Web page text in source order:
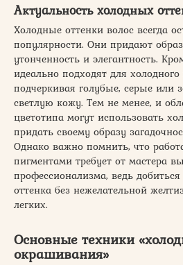
Актуальность холодных
Холодные оттенки волос всегда
популярности. Они придают
утонченность и элегантность.
идеально подходят для
подчеркивая голубые, серые или
светлую кожу. Тем не менее, и
цветотипа могут использовать
придать своему образу
Однако важно помнить, что
пигментами требует от мастера
профессионализма, ведь
оттенка без нежелательной
легких.
Основные техники
окрашивания»